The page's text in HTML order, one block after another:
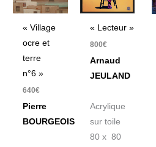
« Village
ocre et
terre
n°6 »
640€
Pierre
BOURGEOIS
« Lecteur »
800€
Arnaud
JEULAND
Acrylique
sur toile
80 x 80